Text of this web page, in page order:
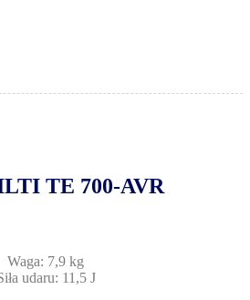
TE 700-AVR
Waga: 7,9 kg
udaru: 11,5 J